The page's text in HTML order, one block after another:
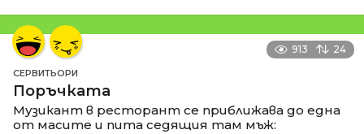
913 24
СЕРВИТЬОРИ
Поръчката
Музикант в ресторант се приближава до една
от масите и пита седящия там мъж: